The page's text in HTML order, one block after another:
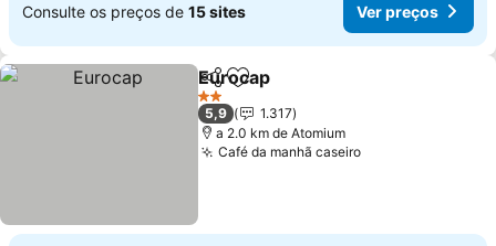
Consulte os preços de 15 sites Ver preços
PartilharAdicionar aos favoritos
Eurocap
2 Estrelas
5,9
1.317
a 2.0 km de Atomium
Café da manhã caseiro